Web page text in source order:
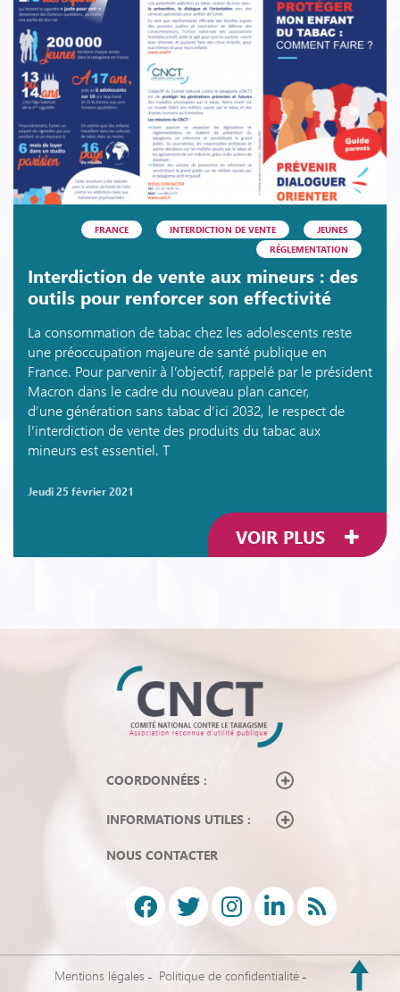
FRANCE INTERDICTION DE VENTE
JEUNES
RÉGLEMENTATION
Interdiction de vente aux mineurs : des
outils pour renforcer son effectivité
La consommation de tabac chez les adolescents reste
une préoccupation majeure de santé publique en
France. Pour parvenir à l’objectif, rappelé par le président
Macron dans le cadre du nouveau plan cancer,
d’une génération sans tabac d’ici 2032, le respect de
l’interdiction de vente des produits du tabac aux
mineurs est essentiel. T
jeudi 25 février 2021
VOIR PLUS
COORDONNÉES :
INFORMATIONS UTILES :
NOUS CONTACTER
Mentions légales
Politique de confidentialité